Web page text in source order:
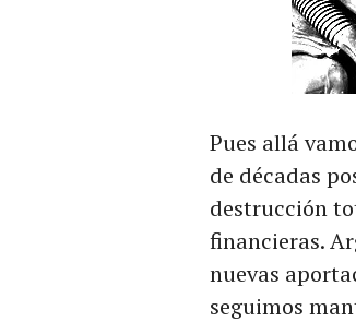
Pues allá
de décadas
destrucción
financieras.
nuevas
seguimos